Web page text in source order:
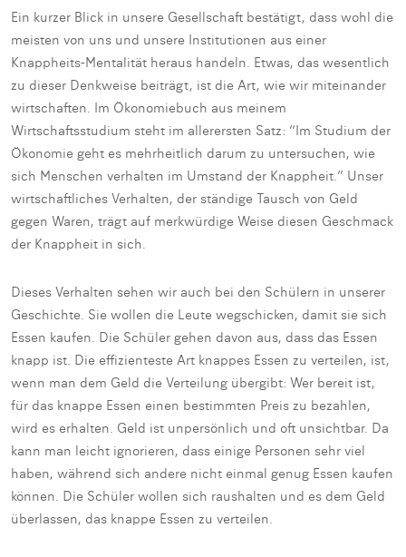
Ein kurzer Blick in unsere Gesellschaft bestätigt, dass wohl die
meisten von uns und unsere Institutionen aus einer
Knappheits-Mentalität heraus handeln. Etwas, das wesentlich
zu dieser Denkweise beiträgt, ist die Art, wie wir miteinander
wirtschaften. Im Ökonomiebuch aus meinem
Wirtschaftsstudium steht im allerersten Satz: “Im Studium der
Ökonomie geht es mehrheitlich darum zu untersuchen, wie
sich Menschen verhalten im Umstand der Knappheit.” Unser
wirtschaftliches Verhalten, der ständige Tausch von Geld
gegen Waren, trägt auf merkwürdige Weise diesen Geschmack
der Knappheit in sich.
Dieses Verhalten sehen wir auch bei den Schülern in unserer
Geschichte. Sie wollen die Leute wegschicken, damit sie sich
Essen kaufen. Die Schüler gehen davon aus, dass das Essen
knapp ist. Die effizienteste Art knappes Essen zu verteilen, ist,
wenn man dem Geld die Verteilung übergibt: Wer bereit ist,
für das knappe Essen einen bestimmten Preis zu bezahlen,
wird es erhalten. Geld ist unpersönlich und oft unsichtbar. Da
kann man leicht ignorieren, dass einige Personen sehr viel
haben, während sich andere nicht einmal genug Essen kaufen
können. Die Schüler wollen sich raushalten und es dem Geld
überlassen, das knappe Essen zu verteilen.